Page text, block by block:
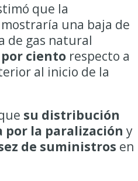
que la
una baja de
de gas natural
por ciento respecto a
al inicio de la
su distribución
por la paralización y
de suministros en